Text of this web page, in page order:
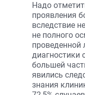
Надо
проявления
вследствие
не полного
проведенной
диагностики
большей
явились
знания